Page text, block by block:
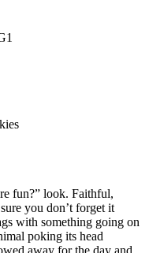
fun?” look. Faithful,
you don’t forget it
with something going on
poking its head
away for the day and